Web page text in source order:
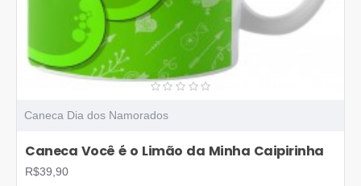
Caneca Dia dos Namorados
Caneca Você é o Limão da Minha Caipirinha
R$39,90